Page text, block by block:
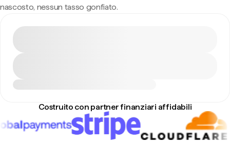
nascosto, nessun tasso gonfiato.
Costruito con partner finanziari affidabili